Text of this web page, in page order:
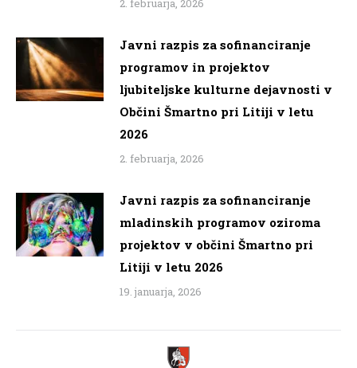
Javni razpis za sofinanciranje
programov in projektov
ljubiteljske kulturne dejavnosti v
Občini Šmartno pri Litiji v letu
2026
2. februarja, 2026
Javni razpis za sofinanciranje
mladinskih programov oziroma
projektov v občini Šmartno pri
Litiji v letu 2026
19. januarja, 2026